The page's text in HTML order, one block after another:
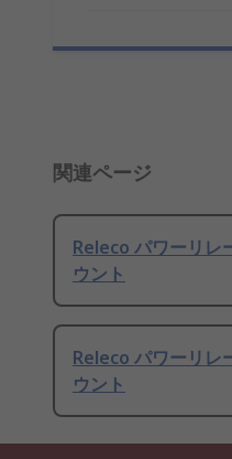
関連ページ
Releco パワーリレ
ウント
Releco パワーリレ
ウント